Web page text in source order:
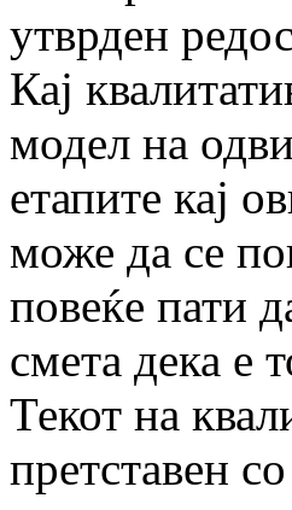
утврден
Кај
модел на
етапите кај
може да се
повеќе пати
смета дека е
Текот на
претставен